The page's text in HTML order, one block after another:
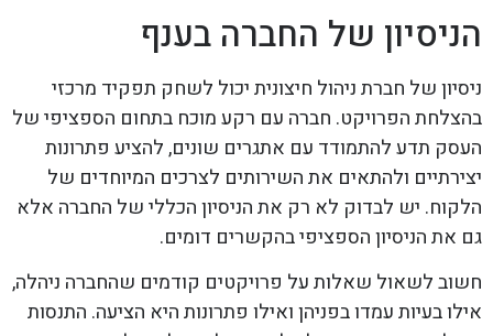
הניסיון של החברה בענף
ניסיון של חברת ניהול חיצונית יכול לשחק תפקיד מרכזי
בהצלחת הפרויקט. חברה עם רקע מוכח בתחום הספציפי של
העסק תדע להתמודד עם אתגרים שונים, להציע פתרונות
יצירתיים ולהתאים את השירותים לצרכים המיוחדים של
הלקוח. יש לבדוק לא רק את הניסיון הכללי של החברה אלא
גם את הניסיון הספציפי בהקשרים דומים.
חשוב לשאול שאלות על פרויקטים קודמים שהחברה ניהלה,
אילו בעיות עמדו בפניהן ואילו פתרונות היא הציעה. התנסות